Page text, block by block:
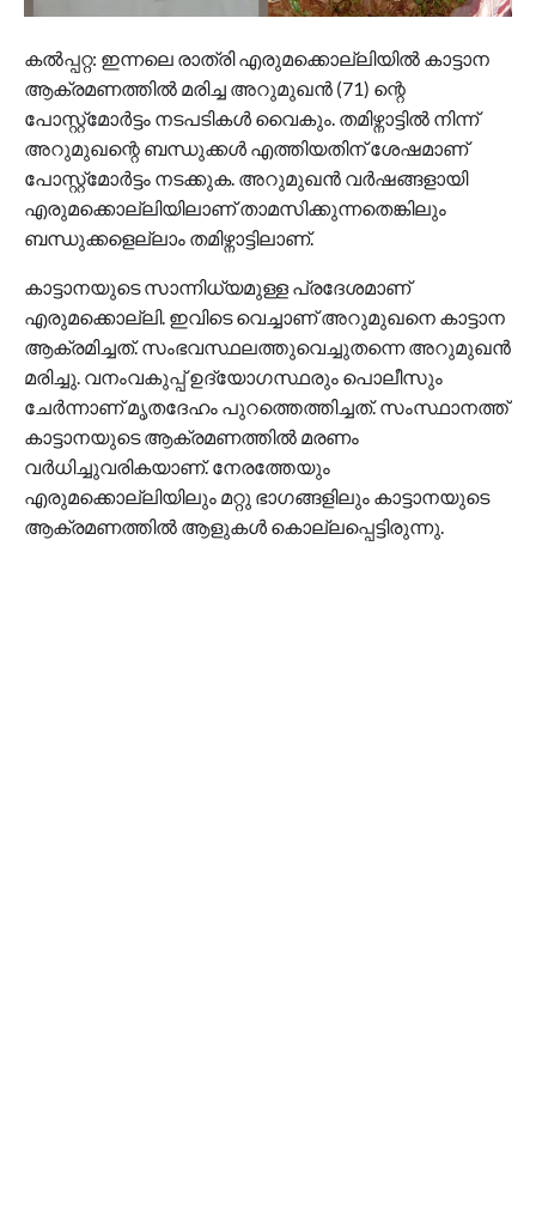
കൽപ്പറ്റ: ഇന്നലെ രാത്രി എരുമക്കൊല്ലിയിൽ കാട്ടാന
ആക്രമണത്തിൽ മരിച്ച അറുമുഖൻ (71) ന്റെ
പോസ്റ്റ്മോർട്ടം നടപടികൾ വൈകും. തമിഴ്നാട്ടിൽ നിന്ന്
അറുമുഖന്റെ ബന്ധുക്കൾ എത്തിയതിന് ശേഷമാണ്
പോസ്റ്റ്മോർട്ടം നടക്കുക. അറുമുഖൻ വർഷങ്ങളായി
എരുമക്കൊല്ലിയിലാണ് താമസിക്കുന്നതെങ്കിലും
ബന്ധുക്കളെല്ലാം തമിഴ്നാട്ടിലാണ്.
കാട്ടാനയുടെ സാന്നിധ്യമുള്ള പ്രദേശമാണ്
എരുമക്കൊല്ലി. ഇവിടെ വെച്ചാണ് അറുമുഖനെ കാട്ടാന
ആക്രമിച്ചത്. സംഭവസ്ഥലത്തുവെച്ചുതന്നെ അറുമുഖൻ
മരിച്ചു. വനംവകുപ്പ് ഉദ്യോ​ഗസ്ഥരും പൊലീസും
ചേർന്നാണ് മൃതദേഹം പുറത്തെത്തിച്ചത്. സംസ്ഥാനത്ത്
കാട്ടാനയുടെ ആക്രമണത്തിൽ മരണം
വർധിച്ചുവരികയാണ്. നേരത്തേയും
എരുമക്കൊല്ലിയിലും മറ്റു ഭാ​ഗങ്ങളിലും കാട്ടാനയുടെ
ആക്രമണത്തിൽ ആളുകൾ കൊല്ലപ്പെട്ടിരുന്നു.